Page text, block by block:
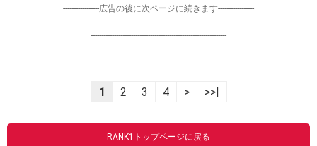
-----------------広告の後に次ページに続きます-----------------
----------------------------------------------------------------
1 2 3 4 > >>|
RANK1トップページに戻る